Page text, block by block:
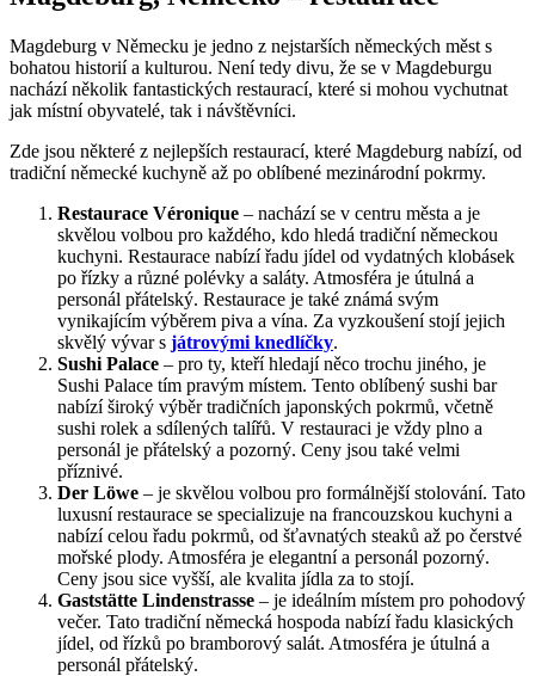
Magdeburg v Německu je jedno z nejstarších německých měst s
bohatou historií a kulturou. Není tedy divu, že se v Magdeburgu
nachází několik fantastických restaurací, které si mohou vychutnat
jak místní obyvatelé, tak i návštěvníci.
Zde jsou některé z nejlepších restaurací, které Magdeburg nabízí, od
tradiční německé kuchyně až po oblíbené mezinárodní pokrmy.
Restaurace Véronique – nachází se v centru města a je
skvělou volbou pro každého, kdo hledá tradiční německou
kuchyni. Restaurace nabízí řadu jídel od vydatných klobásek
po řízky a různé polévky a saláty. Atmosféra je útulná a
personál přátelský. Restaurace je také známá svým
vynikajícím výběrem piva a vína. Za vyzkoušení stojí jejich
skvělý vývar s játrovými knedlíčky.
Sushi Palace – pro ty, kteří hledají něco trochu jiného, je
Sushi Palace tím pravým místem. Tento oblíbený sushi bar
nabízí široký výběr tradičních japonských pokrmů, včetně
sushi rolek a sdílených talířů. V restauraci je vždy plno a
personál je přátelský a pozorný. Ceny jsou také velmi
příznivé.
Der Löwe – je skvělou volbou pro formálnější stolování. Tato
luxusní restaurace se specializuje na francouzskou kuchyni a
nabízí celou řadu pokrmů, od šťavnatých steaků až po čerstvé
mořské plody. Atmosféra je elegantní a personál pozorný.
Ceny jsou sice vyšší, ale kvalita jídla za to stojí.
Gaststätte Lindenstrasse – je ideálním místem pro pohodový
večer. Tato tradiční německá hospoda nabízí řadu klasických
jídel, od řízků po bramborový salát. Atmosféra je útulná a
personál přátelský.